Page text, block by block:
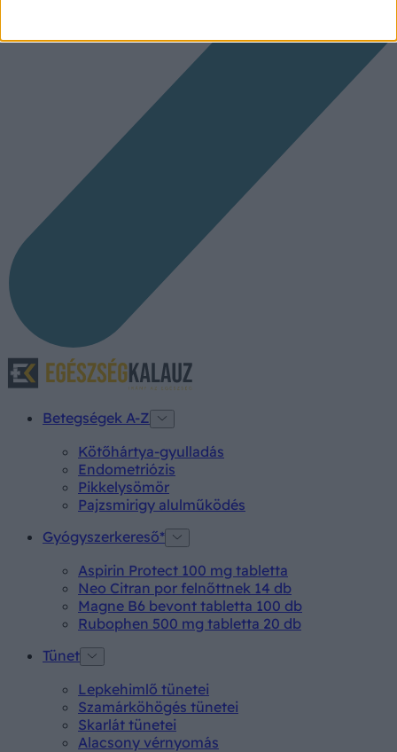
Betegségek A-Z
Kötőhártya-gyulladás
Endometriózis
Pikkelysömör
Pajzsmirigy alulműködés
Gyógyszerkereső*
Aspirin Protect 100 mg tabletta
Neo Citran por felnőttnek 14 db
Magne B6 bevont tabletta 100 db
Rubophen 500 mg tabletta 20 db
Tünet
Lepkehimlő tünetei
Szamárköhögés tünetei
Skarlát tünetei
Alacsony vérnyomás